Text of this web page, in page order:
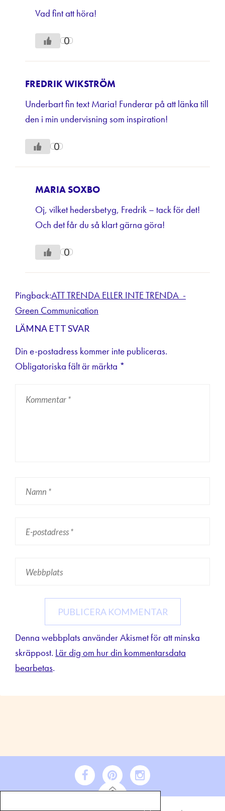
Vad fint att höra!
0
FREDRIK WIKSTRÖM
Underbart fin text Maria! Funderar på att länka till
den i min undervisning som inspiration!
0
MARIA SOXBO
Oj, vilket hedersbetyg, Fredrik – tack för det!
Och det får du så klart gärna göra!
0
Pingback:ATT TRENDA ELLER INTE TRENDA -
Green Communication
LÄMNA ETT SVAR
Din e-postadress kommer inte publiceras.
Obligatoriska fält är märkta *
Denna webbplats använder Akismet för att minska
skräppost. Lär dig om hur din kommentarsdata
bearbetas.